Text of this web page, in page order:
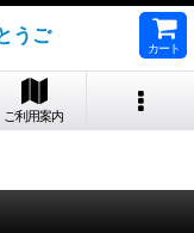
うご
カート
ご利用案内